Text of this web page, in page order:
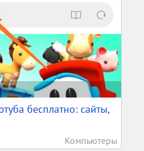
бесплатно: сайты,
Компьютеры